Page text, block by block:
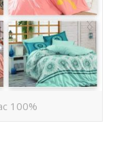
100%